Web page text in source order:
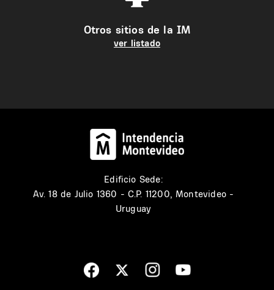
Otros sitios de la IM
ver listado
Edificio Sede:
Av. 18 de Julio 1360 - C.P. 11200, Montevideo -
Uruguay